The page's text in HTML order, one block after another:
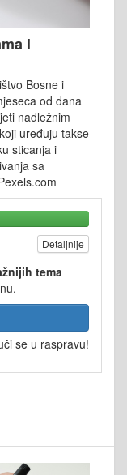
i
Bosne i
od dana
nadležnim
uređuju takse
sticanja i
sa
Detaljnije
tema
se u raspravu!